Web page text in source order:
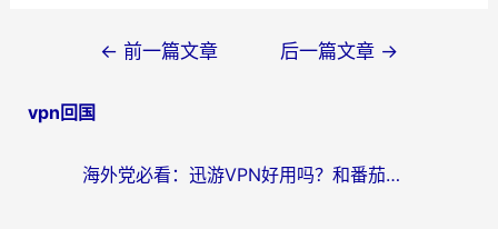
导
← 前一篇文章 后一篇文章 →
vpn回国
海外党必看：迅游VPN好用吗？和番茄加速器VPN对比哪个回国效果更好？